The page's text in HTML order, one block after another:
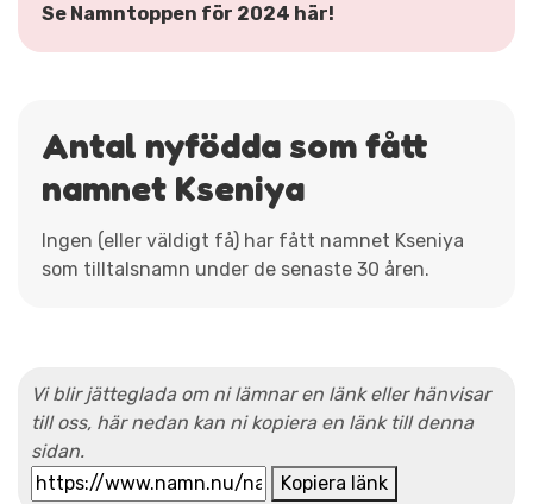
Se Namntoppen för 2024 här!
Antal nyfödda som fått
namnet Kseniya
Ingen (eller väldigt få) har fått namnet Kseniya
som tilltalsnamn under de senaste 30 åren.
Vi blir jätteglada om ni lämnar en länk eller hänvisar
till oss, här nedan kan ni kopiera en länk till denna
sidan.
Kopiera länk